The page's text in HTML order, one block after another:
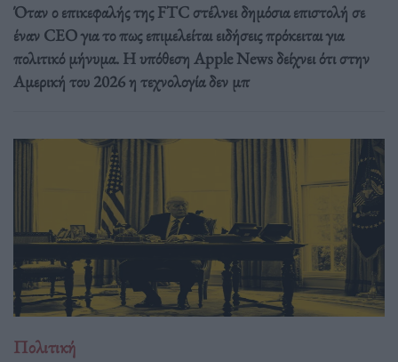
Όταν ο επικεφαλής της FTC στέλνει δημόσια επιστολή σε
έναν CEO για το πως επιμελείται ειδήσεις πρόκειται για
πολιτικό μήνυμα. Η υπόθεση Apple News δείχνει ότι στην
Αμερική του 2026 η τεχνολογία δεν μπ
Πολιτική